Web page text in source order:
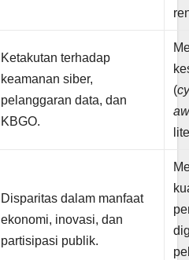
Ketakutan terhadap
keamanan siber,
pelanggaran data, dan
KBGO.
(
Disparitas dalam manfaat
ekonomi, inovasi, dan
partisipasi publik.